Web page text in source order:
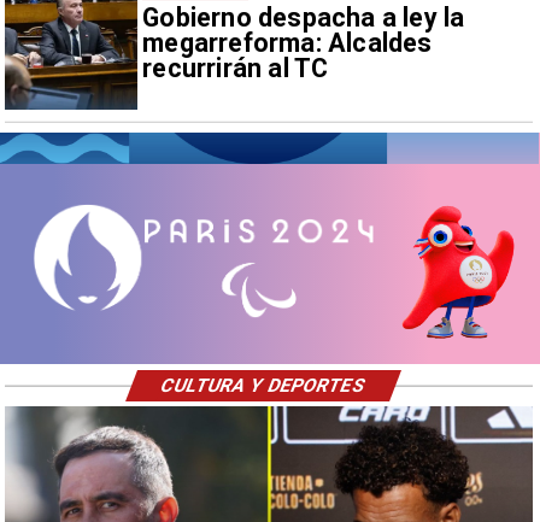
Gobierno despacha a ley la
megarreforma: Alcaldes
recurrirán al TC
CULTURA Y DEPORTES